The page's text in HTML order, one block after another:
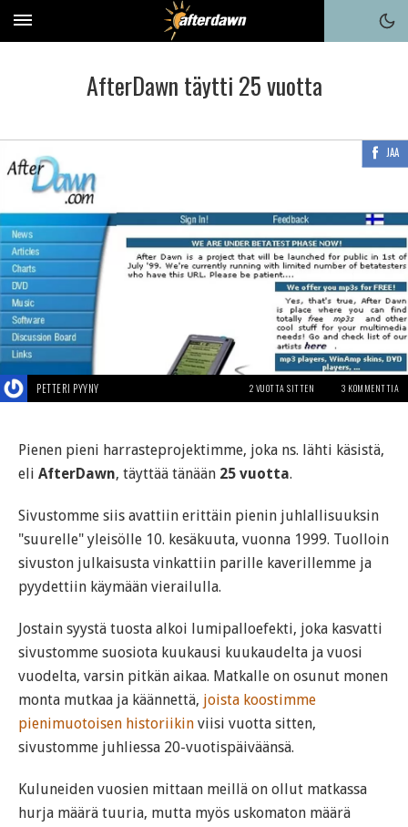
AfterDawn täytti 25 vuotta
JAA
PETTERI PYYNY 2 VUOTTA SITTEN 3 KOMMENTTIA
Pienen pieni harrasteprojektimme, joka ns. lähti käsistä,
eli AfterDawn, täyttää tänään 25 vuotta.
Sivustomme siis avattiin erittäin pienin juhlallisuuksin
"suurelle" yleisölle 10. kesäkuuta, vuonna 1999. Tuolloin
sivuston julkaisusta vinkattiin parille kaverillemme ja
pyydettiin käymään vierailulla.
Jostain syystä tuosta alkoi lumipalloefekti, joka kasvatti
sivustomme suosiota kuukausi kuukaudelta ja vuosi
vuodelta, varsin pitkän aikaa. Matkalle on osunut monen
monta mutkaa ja käännettä, joista koostimme
pienimuotoisen historiikin viisi vuotta sitten,
sivustomme juhliessa 20-vuotispäiväänsä.
Kuluneiden vuosien mittaan meillä on ollut matkassa
hurja määrä tuuria, mutta myös uskomaton määrä